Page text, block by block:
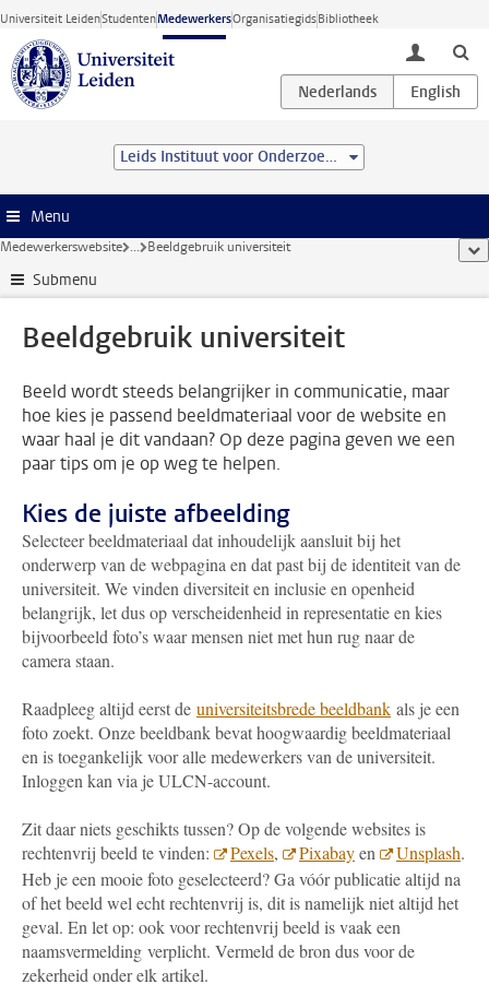
Ga direct naar de inhoud
Universiteit LeidenStudentenMedewerkersOrganisatiegidsBibliotheek
toggle
Leids Instituut voor Onderzoek in de Natuurkunde (LION)
Menu
Medewerkerswebsite ... Beeldgebruik universiteit
Submenu
Beeldgebruik universiteit
Beeld wordt steeds belangrijker in communicatie, maar
hoe kies je passend beeldmateriaal voor de website en
waar haal je dit vandaan? Op deze pagina geven we een
paar tips om je op weg te helpen.
Kies de juiste afbeelding
Selecteer beeldmateriaal dat inhoudelijk aansluit bij het
onderwerp van de webpagina en dat past bij de identiteit van de
universiteit. We vinden diversiteit en inclusie en openheid
belangrijk, let dus op verscheidenheid in representatie en kies
bijvoorbeeld foto’s waar mensen niet met hun rug naar de
camera staan.
Raadpleeg altijd eerst de universiteitsbrede beeldbank als je een
foto zoekt. Onze beeldbank bevat hoogwaardig beeldmateriaal
en is toegankelijk voor alle medewerkers van de universiteit.
Inloggen kan via je ULCN-account.
Zit daar niets geschikts tussen? Op de volgende websites is
rechtenvrij beeld te vinden:
Pexels, Pixabayen Unsplash.
Heb je een mooie foto geselecteerd? Ga vóór publicatie altijd na
of het beeld wel echt rechtenvrij is, dit is namelijk niet altijd het
geval. En let op: ook voor rechtenvrij beeld is vaak een
naamsvermelding verplicht. Vermeld de bron dus voor de
zekerheid onder elk artikel.